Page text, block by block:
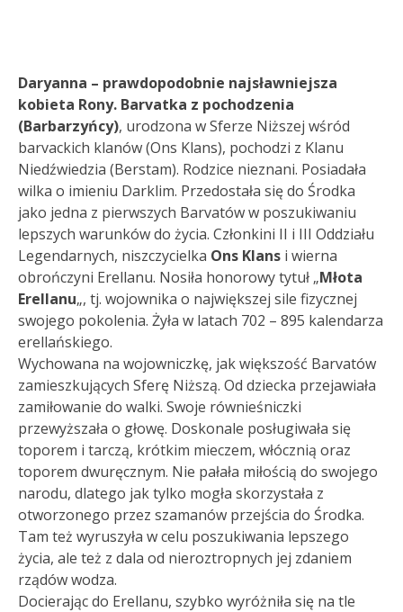
Daryanna – prawdopodobnie najsławniejsza
kobieta Rony. Barvatka z pochodzenia
(Barbarzyńcy), urodzona w Sferze Niższej wśród
barvackich klanów (Ons Klans), pochodzi z Klanu
Niedźwiedzia (Berstam). Rodzice nieznani. Posiadała
wilka o imieniu Darklim. Przedostała się do Środka
jako jedna z pierwszych Barvatów w poszukiwaniu
lepszych warunków do życia. Członkini II i III Oddziału
Legendarnych, niszczycielka Ons Klans i wierna
obrończyni Erellanu. Nosiła honorowy tytuł „Młota
Erellanu„, tj. wojownika o największej sile fizycznej
swojego pokolenia. Żyła w latach 702 – 895 kalendarza
erellańskiego.
Wychowana na wojowniczkę, jak większość Barvatów
zamieszkujących Sferę Niższą. Od dziecka przejawiała
zamiłowanie do walki. Swoje równieśniczki
przewyższała o głowę. Doskonale posługiwała się
toporem i tarczą, krótkim mieczem, włócznią oraz
toporem dwuręcznym. Nie pałała miłością do swojego
narodu, dlatego jak tylko mogła skorzystała z
otworzonego przez szamanów przejścia do Środka.
Tam też wyruszyła w celu poszukiwania lepszego
życia, ale też z dala od nieroztropnych jej zdaniem
rządów wodza.
Docierając do Erellanu, szybko wyróżniła się na tle